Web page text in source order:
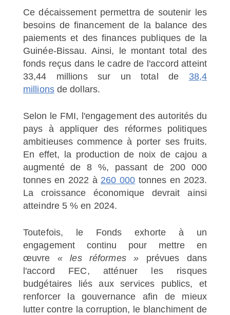
Ce décaissement permettra de soutenir les
besoins de financement de la balance des
paiements et des finances publiques de la
Guinée-Bissau. Ainsi, le montant total des
fonds reçus dans le cadre de l'accord atteint
33,44 millions sur un total de 38,4
millionsde dollars.
Selon le FMI, l'engagement des autorités du
pays à appliquer des réformes politiques
ambitieuses commence à porter ses fruits.
En effet, la production de noix de cajou a
augmenté de 8 %, passant de 200 000
tonnes en 2022 à 260 000 tonnes en 2023.
La croissance économique devrait ainsi
atteindre 5 % en 2024.
Toutefois, le Fonds exhorte à un
engagement continu pour mettre en
œuvre « les réformes » prévues dans
l'accord FEC, atténuer les risques
budgétaires liés aux services publics, et
renforcer la gouvernance afin de mieux
lutter contre la corruption, le blanchiment de